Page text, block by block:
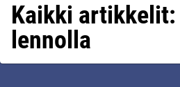
Kaikki artikkelit:
lennolla